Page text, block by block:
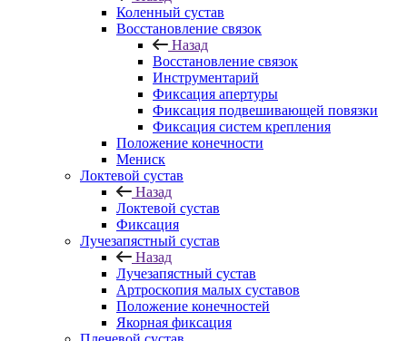
Коленный сустав
Восстановление связок
Назад
Восстановление связок
Инструментарий
Фиксация апертуры
Фиксация подвешивающей повязки
Фиксация систем крепления
Положение конечности
Мениск
Локтевой сустав
Назад
Локтевой сустав
Фиксация
Лучезапястный сустав
Назад
Лучезапястный сустав
Артроскопия малых суставов
Положение конечностей
Якорная фиксация